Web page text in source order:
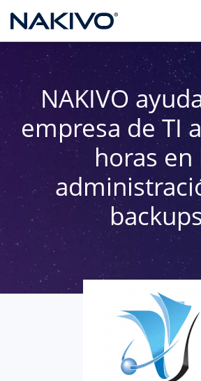
NAKIVO
empresa de TI
horas en
backups